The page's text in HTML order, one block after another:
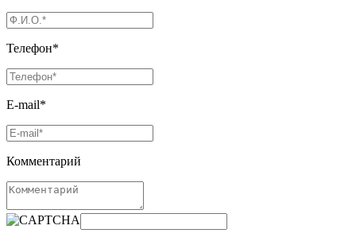
Телефон*
E-mail*
Комментарий